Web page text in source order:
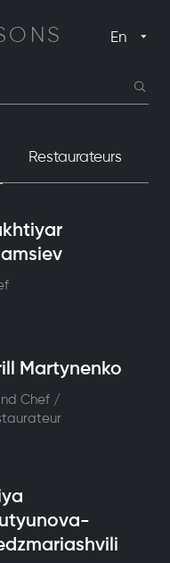
En
Restaurateurs
Martynenko
Chef /